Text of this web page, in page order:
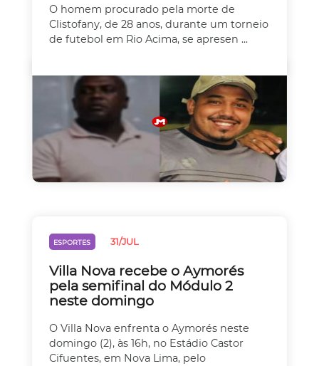
O homem procurado pela morte de
Clistofany, de 28 anos, durante um torneio
de futebol em Rio Acima, se apresen ...
ESPORTES 31/JUL
Villa Nova recebe o Aymorés
pela semifinal do Módulo 2
neste domingo
O Villa Nova enfrenta o Aymorés neste
domingo (2), às 16h, no Estádio Castor
Cifuentes, em Nova Lima, pelo